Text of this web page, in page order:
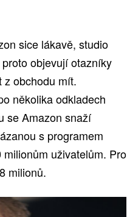
sice lákavě, studio
objevují otazníky
z obchodu mít.
několika odkladech
se Amazon snaží
s programem
uživatelům. Pro
milionů.